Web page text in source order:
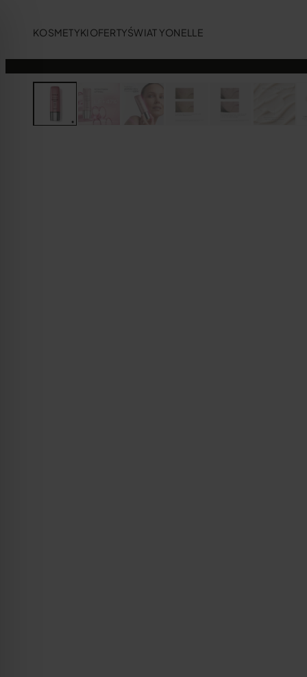
KOSMETYKI OFERTYŚWIAT YONELLE